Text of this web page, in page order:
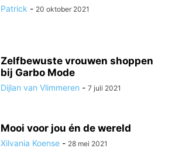
Patrick - 20 oktober 2021
Zelfbewuste vrouwen shoppen
bij Garbo Mode
Dijlan van Vlimmeren - 7 juli 2021
Mooi voor jou én de wereld
Xilvania Koense - 28 mei 2021